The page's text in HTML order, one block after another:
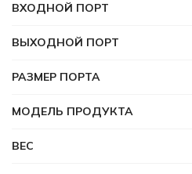
ВХОДНОЙ ПОРТ
ВЫХОДНОЙ ПОРТ
РАЗМЕР ПОРТА
МОДЕЛЬ ПРОДУКТА
ВЕС